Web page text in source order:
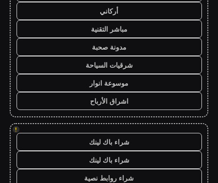
أركاني
مباشر التقنية
مدونة صحبة
شرقيات السياحة
موسوعة انوار
اشراق الأرباح
!
شراء باك لينك
شراء باك لينك
شراء روابط نصية